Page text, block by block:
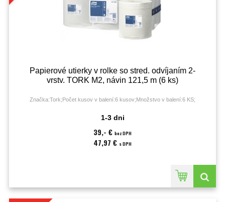
Papierové utierky v rolke so stred. odvíjaním 2-
vrstv. TORK M2, návin 121,5 m (6 ks)
Značka:Tork;Počet kusov v balení:6 kusov;Množstvo v balení:6 KS;
1-3 dni
39,- € bez DPH
47,97 € s DPH